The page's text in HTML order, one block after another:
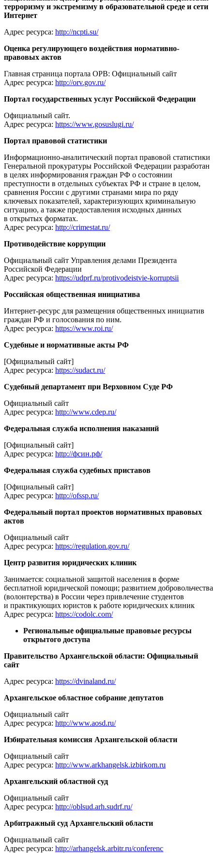
терроризму и экстремизму в образовательной среде и сети
Интернет
Адрес ресурса: http://ncpti.su/
Оценка регулирующего воздействия нормативно-
правовых актов
Главная страница портала ОРВ: Официальный сайт
Адрес ресурса: http://orv.gov.ru/
Портал государственных услуг Российской Федерации
Официальный сайт.
Адрес ресурса: https://www.gosuslugi.ru/
Портал правовой статистики
Информационно-аналитический портал правовой статистики
Генеральной прокуратуры Российской Федерации разработан
в целях информирования граждан РФ о состоянии
преступности в отдельных субъектах РФ и стране в целом,
сравнения России с другими странами мира по ряду
ключевых показателей, характеризующих криминальную
ситуацию, а также предоставления исходных данных
в открытых форматах.
Адрес ресурса: http://crimestat.ru/
Противодействие коррупции
Официальный сайт Управления делами Президента
Российской Федерации
Адрес ресурса: https://udprf.ru/protivodeistvie-korruptsii
Российская общественная инициатива
Интернет-ресурс для размещения общественных инициатив
граждан РФ и голосования по ним.
Адрес ресурса: https://www.roi.ru/
Судебные и нормативные акты РФ
[Официальный сайт]
Адрес ресурса: https://sudact.ru/
Судебный департамент при Верховном Суде РФ
Официальный сайт
Адрес ресурса: http://www.cdep.ru/
Федеральная служба исполнения наказаний
[Официальный сайт]
Адрес ресурса: http://фсин.рф/
Федеральная служба судебных приставов
[Официальный сайт]
Адрес ресурса: http://ofssp.ru/
Федеральный портал проектов нормативных правовых
актов
Официальный сайт
Адрес ресурса: https://regulation.gov.ru/
Центр развития юридических клиник
Занимается: социальной защитой населения в форме
бесплатной юридической помощи; развитием добровольчества
(волонтерства) в России через привлечение студентов
и практикующих юристов к работе юридических клиник
Адрес ресурса: https://codolc.com/
Региональные официальные правовые ресурсы
открытого доступа
Правительство Архангельской области: Официальный
сайт
Адрес ресурса: https://dvinaland.ru/
Архангельское областное собрание депутатов
Официальный сайт
Адрес ресурса: http://www.aosd.ru/
Избирательная комиссия Архангельской области
Официальный сайт
Адрес ресурса: http://www.arkhangelsk.izbirkom.ru
Архангельский областной суд
Официальный сайт
Адрес ресурса: http://oblsud.arh.sudrf.ru/
Арбитражный суд Архангельский области
Официальный сайт
Адрес ресурса: http://arhangelsk.arbitr.ru/conferenc